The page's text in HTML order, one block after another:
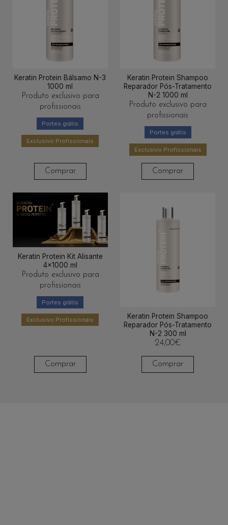
Keratin Protein Bálsamo N-3
1000 ml
Produto exclusivo para
profissionais
Portes grátis
Exclusivo Profissionais
Comprar
Keratin Protein Shampoo
Reparador Pós-Tratamento
N-2 1000 ml
Produto exclusivo para
profissionais
Portes grátis
Exclusivo Profissionais
Comprar
Keratin Protein Kit Alisante
4x1000 ml
Produto exclusivo para
profissionais
Portes grátis
Exclusivo Profissionais
Comprar
Keratin Protein Shampoo
Reparador Pós-Tratamento
N-2 300 ml
24,00€
Comprar